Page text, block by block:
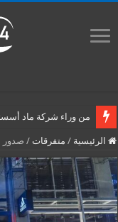
من وراء شركة ماد
الرئيسية / متفرقات / صدور